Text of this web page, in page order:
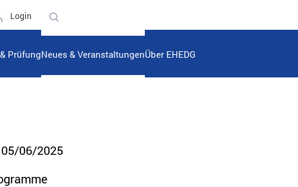
Login
PrüfungNeues & VeranstaltungenÜber EHEDG
06/2025